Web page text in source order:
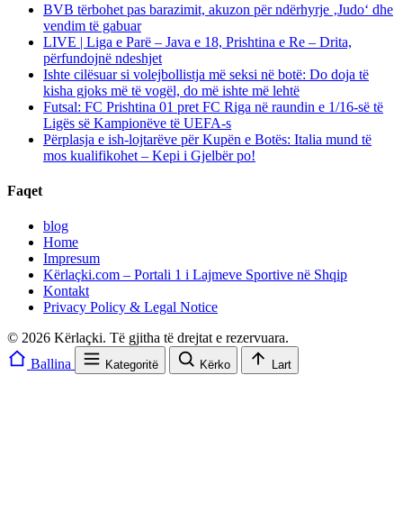
BVB tërbohet pas barazimit, akuzon për ndërhyrje ‚Judo‘ dhe
vendim të gabuar
LIVE | Liga e Parë – Java e 18, Prishtina e Re – Drita,
përfundojnë ndeshjet
Ishte cilësuar si volejbollistja më seksi në botë: Do doja të
kisha gjoks më të vogël, do më ishte më lehtë
Futsal: FC Prishtina 01 pret FC Riga në raundin e 1/16-së të
Ligës së Kampionëve të UEFA-s
Përplasja e ish-lojtarëve për Kupën e Botës: Italia mund të
mos kualifikohet – Kepi i Gjelbër po!
Faqet
blog
Home
Impresum
Kërlaçki.com – Portali 1 i Lajmeve Sportive në Shqip
Kontakt
Privacy Policy & Legal Notice
© 2026 Kërlaçki. Të gjitha të drejtat e rezervuara.
Ballina
Kategoritë Kërko Lart